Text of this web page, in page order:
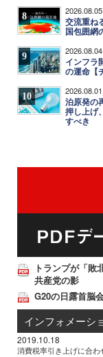
8 2026.08.05
交流重ね
国包囲網
9 2026.08.04
インフラ
の運命【
10 2026.08.01
泊原発の
押し上げ
すべき
トランプが「敗
共産党の影
G20の日露首脳
インフォメーシ
2019.10.18
消費税率引き上げに合